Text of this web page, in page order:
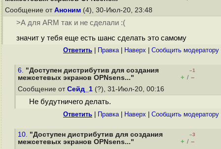
Сообщение от Аноним (4), 30-Июл-20, 23:48
>А для ARM так и не сделали :(
значит у тебя еще есть шанс сделать это самому
Ответить Правка| Наверх Cообщить модератору
6. "Доступен дистрибутив для создания
межсетевых экранов OPNsens..."
–1
+ / –
Сообщение от Сейд_1 (?), 31-Июл-20, 00:16
Не будутничего делать.
Ответить Правка| Наверх Cообщить модератору
10. "Доступен дистрибутив для создания
межсетевых экранов OPNsens..."
–3
+ / –